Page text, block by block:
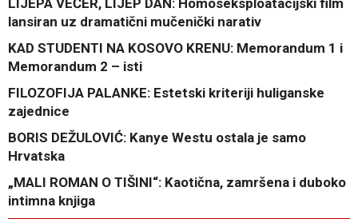
lansiran uz dramatični mučenički narativ
KAD STUDENTI NA KOSOVO KRENU: Memorandum 1 i
Memorandum 2 – isti
FILOZOFIJA PALANKE: Estetski kriteriji huliganske
zajednice
BORIS DEŽULOVIĆ: Kanye Westu ostala je samo
Hrvatska
„MALI ROMAN O TIŠINI“: Kaotična, zamršena i duboko
intimna knjiga